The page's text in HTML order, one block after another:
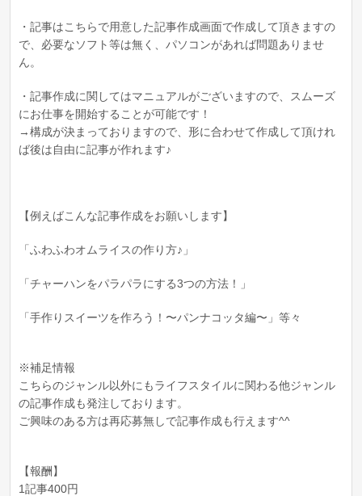
・記事はこちらで用意した記事作成画面で作成して頂きますの
で、必要なソフト等は無く、パソコンがあれば問題ありませ
ん。
・記事作成に関してはマニュアルがございますので、スムーズ
にお仕事を開始することが可能です！
→構成が決まっておりますので、形に合わせて作成して頂けれ
ば後は自由に記事が作れます♪
【例えばこんな記事作成をお願いします】
「ふわふわオムライスの作り方♪」
「チャーハンをパラパラにする3つの方法！」
「手作りスイーツを作ろう！〜パンナコッタ編〜」等々
※補足情報
こちらのジャンル以外にもライフスタイルに関わる他ジャンル
の記事作成も発注しております。
ご興味のある方は再応募無しで記事作成も行えます^^
【報酬】
1記事400円